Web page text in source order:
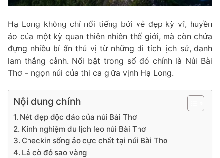
Hạ Long không chỉ nổi tiếng bởi vẻ đẹp kỳ vĩ, huyền
ảo của một kỳ quan thiên nhiên thế giới, mà còn chứa
đựng nhiều bí ẩn thú vị từ những di tích lịch sử, danh
lam thắng cảnh. Nổi bật trong số đó chính là Núi Bài
Thơ – ngọn núi của thi ca giữa vịnh Hạ Long.
Nội dung chính
Nét đẹp độc đáo của núi Bài Thơ
Kinh nghiệm du lịch leo núi Bài Thơ
Checkin sống ảo cực chất tại núi Bài Thơ
Lá cờ đỏ sao vàng